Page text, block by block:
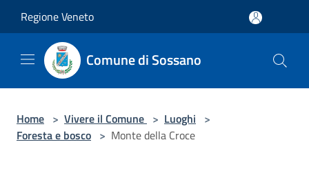
Regione Veneto
Comune di Sossano
Home > Vivere il Comune > Luoghi >
Foresta e bosco > Monte della Croce